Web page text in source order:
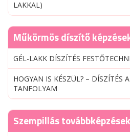
LAKKAL)
Műkörmös díszítő
GÉL-LAKK DÍSZÍTÉS
HOGYAN IS KÉSZÜL? – DÍSZÍTÉS
TANFOLYAM
Szempillás továbbképzések